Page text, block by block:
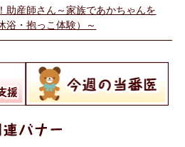
助産師さん～家族であかちゃんを
浴・抱っこ体験）～